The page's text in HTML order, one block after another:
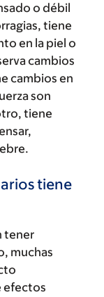
o débil
tiene
en la piel o
cambios
cambios en
son
tiene
tiene
tener
muchas
efectos